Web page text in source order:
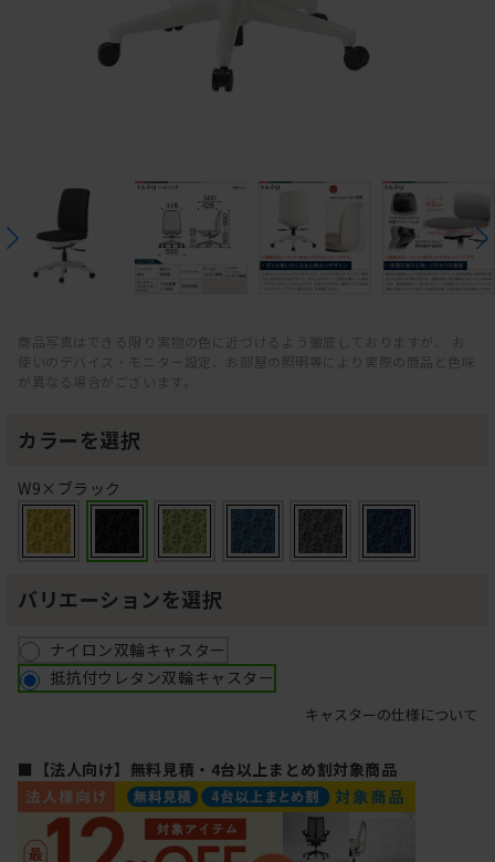
商品写真はできる限り実物の色に近づけるよう徹底しておりますが、 お
使いのデバイス・モニター設定、お部屋の照明等により実際の商品と色味
が異なる場合がございます。
カラーを選択
W9×ブラック
バリエーションを選択
ナイロン双輪キャスター
抵抗付ウレタン双輪キャスター
キャスターの仕様について
■【法人向け】無料見積・4台以上まとめ割対象商品